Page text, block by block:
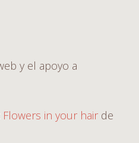
y el apoyo a
Flowers in your hair de